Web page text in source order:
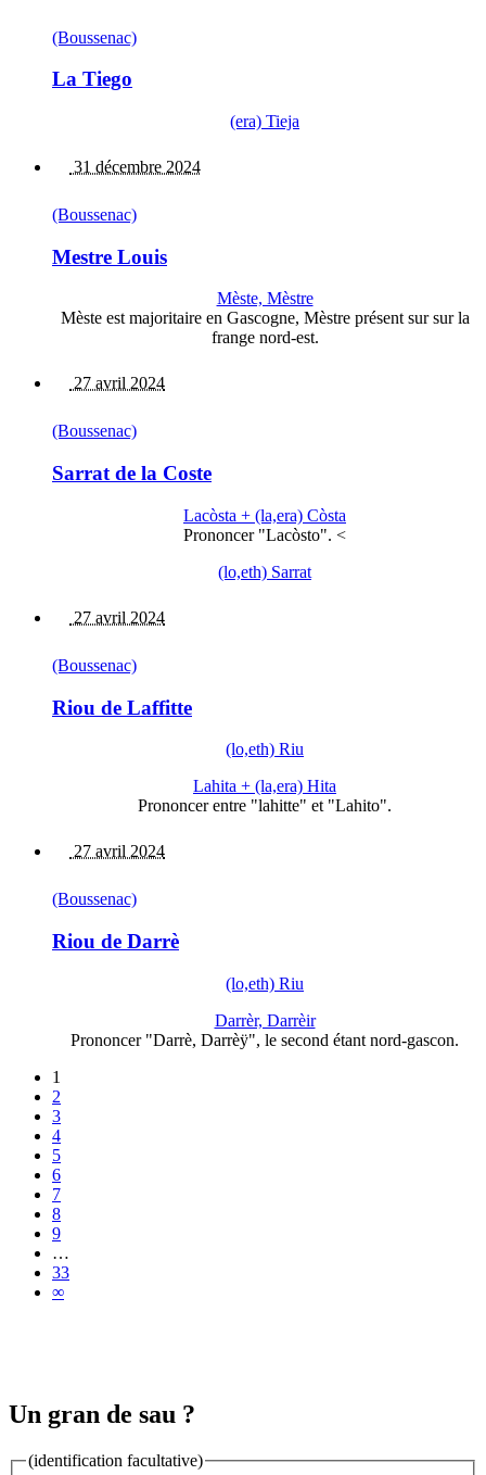
(Boussenac)
La Tiego
(era) Tieja
31 décembre 2024
(Boussenac)
Mestre Louis
Mèste, Mèstre
Mèste est majoritaire en Gascogne, Mèstre présent sur sur la
frange nord-est.
27 avril 2024
(Boussenac)
Sarrat de la Coste
Lacòsta + (la,era) Còsta
Prononcer "Lacòsto". <
(lo,eth) Sarrat
27 avril 2024
(Boussenac)
Riou de Laffitte
(lo,eth) Riu
Lahita + (la,era) Hita
Prononcer entre "lahitte" et "Lahito".
27 avril 2024
(Boussenac)
Riou de Darrè
(lo,eth) Riu
Darrèr, Darrèir
Prononcer "Darrè, Darrèÿ", le second étant nord-gascon.
1
2
3
4
5
6
7
8
9
…
33
∞
Un gran de sau ?
(identification facultative)